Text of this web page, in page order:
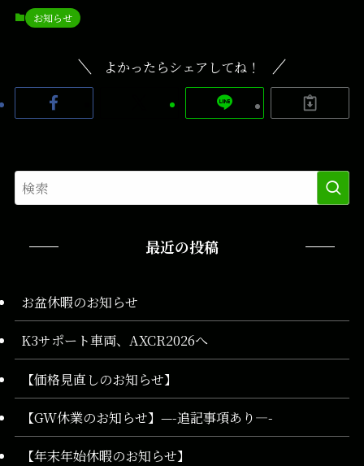
お知らせ
よかったらシェアしてね！
最近の投稿
お盆休暇のお知らせ
K3サポート車両、AXCR2026へ
【価格見直しのお知らせ】
【GW休業のお知らせ】—-追記事項あり—-
【年末年始休暇のお知らせ】